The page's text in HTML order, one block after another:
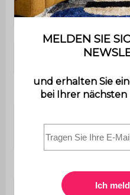
Sitzhärte
Schlaffunktion
Maximale Belastung
Verwendung